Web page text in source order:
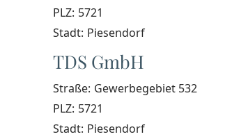
PLZ: 5721
Stadt: Piesendorf
TDS GmbH
Straße: Gewerbegebiet 532
PLZ: 5721
Stadt: Piesendorf